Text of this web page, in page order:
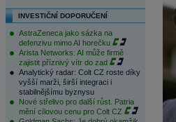
INVESTIČNÍ DOPORUČENÍ
AstraZeneca jako sázka na
defenzivu mimo AI horečku
Arista Networks: AI může firmě
zajistit příznivý vítr do zad
Analytický radar: Colt CZ roste díky
vyšší marži, širší integraci i
stabilnějšímu byznysu
Nové střelivo pro další růst. Patria
mění cílovou cenu pro Colt CZ